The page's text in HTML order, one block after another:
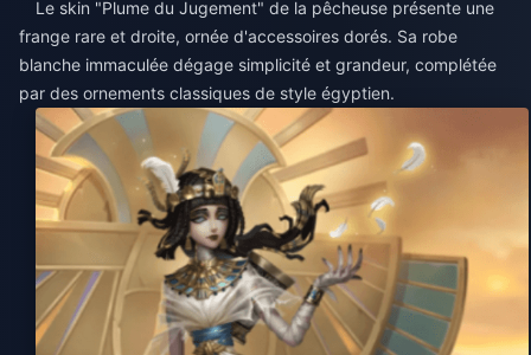
Le skin "Plume du Jugement" de la pêcheuse présente une
frange rare et droite, ornée d'accessoires dorés. Sa robe
blanche immaculée dégage simplicité et grandeur, complétée
par des ornements classiques de style égyptien.